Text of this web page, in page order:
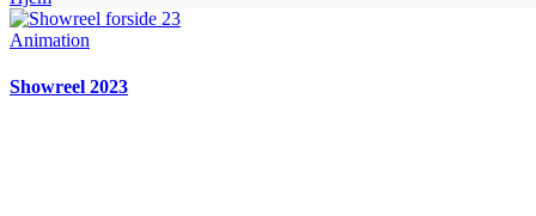
Animation
Showreel 2023